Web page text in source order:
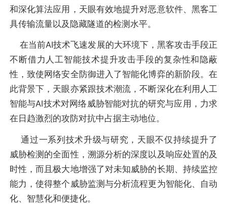
和深化算法应用，天眼有效地提升对恶意软件、黑客工
具传输流量以及隐藏隧道的检测水平。
在当前AI技术飞速发展的大环境下，黑客攻击手段正
不断借力人工智能技术提升攻击手段的复杂性和隐蔽
性，致使网络安全防御进入了智能化博弈的新阶段。在
此背景下，天眼亦紧跟技术潮流，不断深化在利用人工
智能与AI技术对网络威胁智能对抗的研究与应用，力求
在日趋激烈的攻防对抗中占据主动地位。
通过一系列技术升级与研究，天眼不仅持续提升了
威胁检测的全面性，溯源分析的深度以及响应处置的及
时性，而且极大地增强了对未知威胁的长期、持续监控
能力，使得整个威胁监测与分析流程更为智能化、自动
化、智慧化和便捷化。